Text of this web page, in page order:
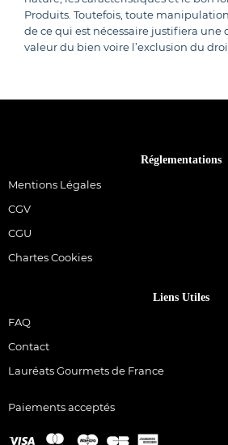
Produits. Toutefois, toute
de ce qui est nécessaire justifiera une
valeur du bien voire l’exclusion du
Réglementations
Mentions Légales
CGV
CGU
Chartes Cookies
Liens Utiles
FAQ
Contact
Lauréats Gourmets de France
Paiements acceptés